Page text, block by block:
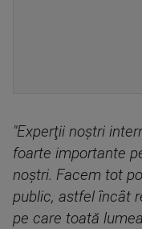
"Experţii noştri
foarte importante
noştri. Facem tot
public, astfel încât
pe care toată